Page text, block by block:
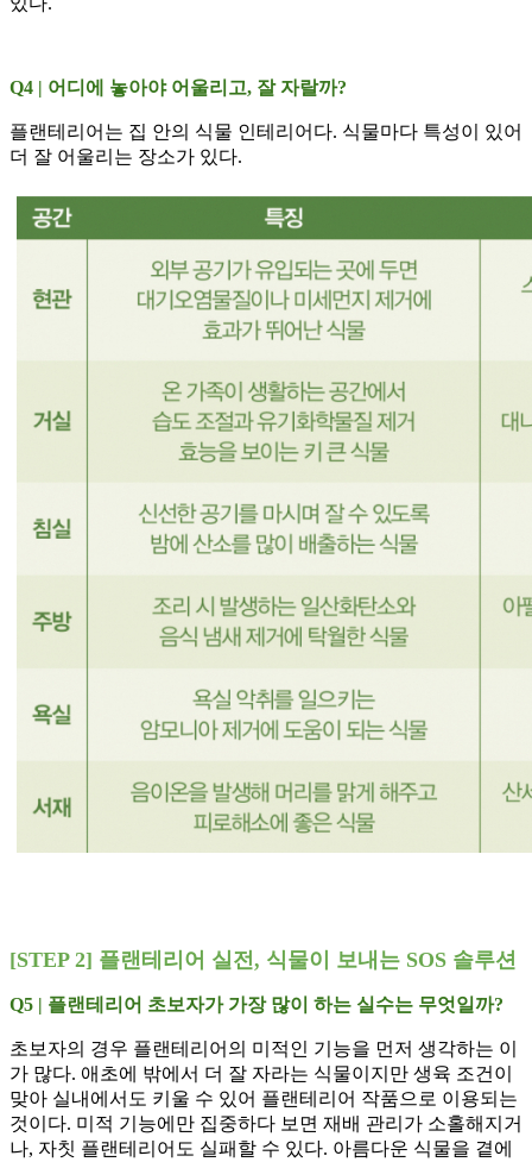
Q4 | 어디에 놓아야 어울리고, 잘 자랄까?
플랜테리어는 집 안의 식물 인테리어다. 식물마다 특성이 있어
더 잘 어울리는 장소가 있다.
[STEP 2] 플랜테리어 실전, 식물이 보내는 SOS 솔루션
Q5 | 플랜테리어 초보자가 가장 많이 하는 실수는 무엇일까?
초보자의 경우 플랜테리어의 미적인 기능을 먼저 생각하는 이
가 많다. 애초에 밖에서 더 잘 자라는 식물이지만 생육 조건이
맞아 실내에서도 키울 수 있어 플랜테리어 작품으로 이용되는
것이다. 미적 기능에만 집중하다 보면 재배 관리가 소홀해지거
나, 자칫 플랜테리어도 실패할 수 있다. 아름다운 식물을 곁에